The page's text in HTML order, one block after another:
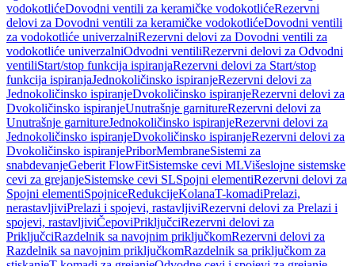
vodokotlićeDovodni ventili za keramičke vodokotlićeRezervni
delovi za Dovodni ventili za keramičke vodokotlićeDovodni ventili
za vodokotliće univerzalniRezervni delovi za Dovodni ventili za
vodokotliće univerzalniOdvodni ventiliRezervni delovi za Odvodni
ventiliStart/stop funkcija ispiranjaRezervni delovi za Start/stop
funkcija ispiranjaJednokoličinsko ispiranjeRezervni delovi za
Jednokoličinsko ispiranjeDvokoličinsko ispiranjeRezervni delovi za
Dvokoličinsko ispiranjeUnutrašnje garnitureRezervni delovi za
Unutrašnje garnitureJednokoličinsko ispiranjeRezervni delovi za
Jednokoličinsko ispiranjeDvokoličinsko ispiranjeRezervni delovi za
Dvokoličinsko ispiranjePriborMembraneSistemi za
snabdevanjeGeberit FlowFitSistemske cevi MLVišeslojne sistemske
cevi za grejanjeSistemske cevi SLSpojni elementiRezervni delovi za
Spojni elementiSpojniceRedukcijeKolanaT-komadiPrelazi,
nerastavljiviPrelazi i spojevi, rastavljiviRezervni delovi za Prelazi i
spojevi, rastavljiviČepoviPriključciRezervni delovi za
PriključciRazdelnik sa navojnim priključkomRezervni delovi za
Razdelnik sa navojnim priključkomRazdelnik sa priključkom za